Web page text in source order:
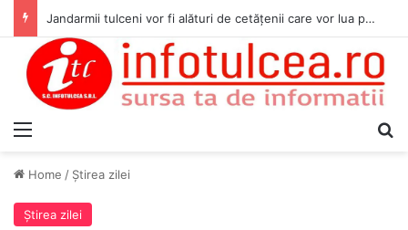
Jandarmii tulceni vor fi alături de cetățenii care vor lua parte la Festivalul Folk Țestos
Home / Ştirea zilei
Ştirea zilei